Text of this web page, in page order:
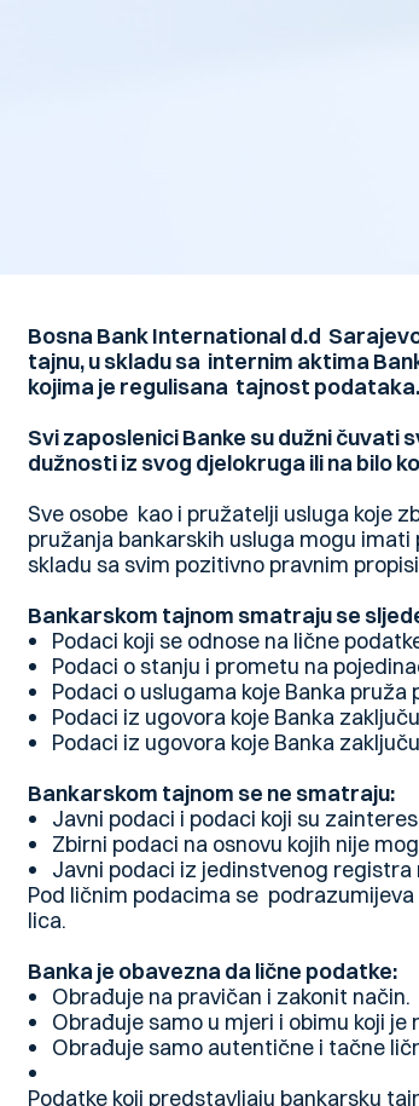
Bosna Bank International d.d
tajnu, u skladu sa internim aktima
kojima je regulisana tajnost podataka.
Svi zaposlenici Banke su dužni čuvati
dužnosti iz svog djelokruga ili na bilo
Sve osobe kao i pružatelji usluga koje
pružanja bankarskih usluga mogu
skladu sa svim pozitivno pravnim
Bankarskom tajnom smatraju se
Podaci koji se odnose na lične
Podaci o stanju i prometu na
Podaci o uslugama koje Banka
Podaci iz ugovora koje Banka
Podaci iz ugovora koje Banka
Bankarskom tajnom se ne smatraju:
Javni podaci i podaci koji su
Zbirni podaci na osnovu kojih nije
Javni podaci iz jedinstvenog registra
Pod ličnim podacima se
lica.
Banka je obavezna da lične podatke:
Obrađuje na pravičan i zakonit način.
Obrađuje samo u mjeri i obimu koji
Obrađuje samo autentične i tačne
Podatke koji predstavljaju bankarsku